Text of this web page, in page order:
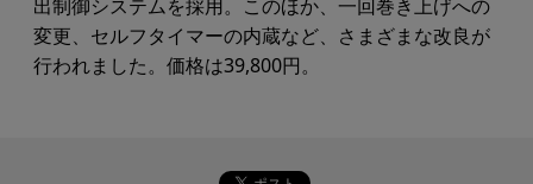
出制御システムを採用。このほか、一回巻き上げへの
変更、セルフタイマーの内蔵など、さまざまな改良が
行われました。価格は39,800円。